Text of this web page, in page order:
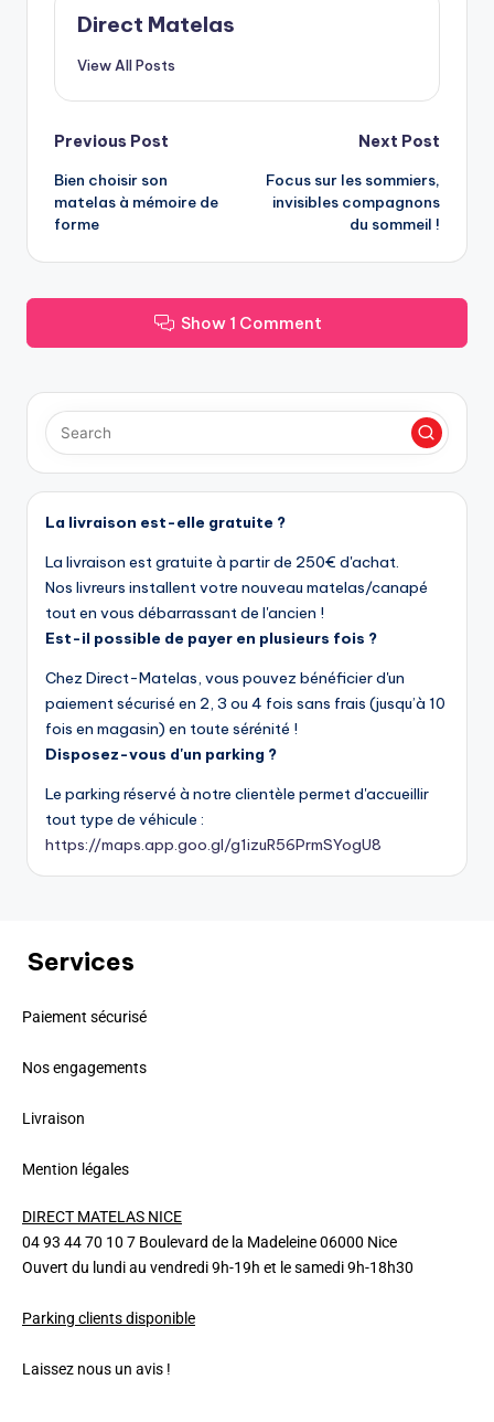
Direct Matelas
View All Posts
Previous Post
Bien choisir son
matelas à mémoire de
forme
Next Post
Focus sur les sommiers,
invisibles compagnons
du sommeil !
Show 1 Comment
La livraison est-elle gratuite ?
La livraison est gratuite à partir de 250€ d'achat.
Nos livreurs installent votre nouveau matelas/canapé
tout en vous débarrassant de l'ancien !
Est-il possible de payer en plusieurs fois ?
Chez Direct-Matelas, vous pouvez bénéficier d'un
paiement sécurisé en 2, 3 ou 4 fois sans frais (jusqu’à 10
fois en magasin) en toute sérénité !
Disposez-vous d'un parking ?
Le parking réservé à notre clientèle permet d'accueillir
tout type de véhicule :
https://maps.app.goo.gl/g1izuR56PrmSYogU8
Services
Paiement sécurisé
Nos engagements
Livraison
Mention légales
DIRECT MATELAS NICE
04 93 44 70 10 7 Boulevard de la Madeleine 06000 Nice
Ouvert du lundi au vendredi 9h-19h et le samedi 9h-18h30
Parking clients disponible
Laissez nous un avis !